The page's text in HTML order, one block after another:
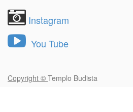
Instagram
You Tube
Copyright © Templo Budista